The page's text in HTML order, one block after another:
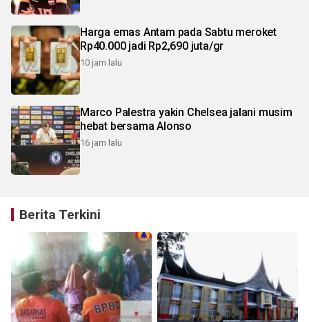
Harga emas Antam pada Sabtu meroket
Rp40.000 jadi Rp2,690 juta/gr
10 jam lalu
Marco Palestra yakin Chelsea jalani musim
hebat bersama Alonso
16 jam lalu
Berita Terkini